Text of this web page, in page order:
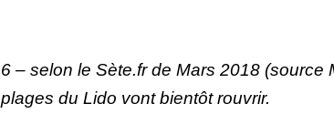
6 – selon le Sète.fr de Mars 2018 (source
plages du Lido vont bientôt rouvrir.